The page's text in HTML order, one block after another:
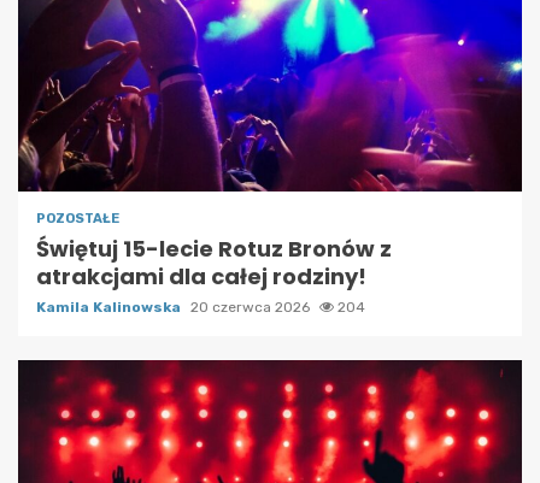
POZOSTAŁE
Świętuj 15-lecie Rotuz Bronów z
atrakcjami dla całej rodziny!
Kamila Kalinowska 20 czerwca 2026 204